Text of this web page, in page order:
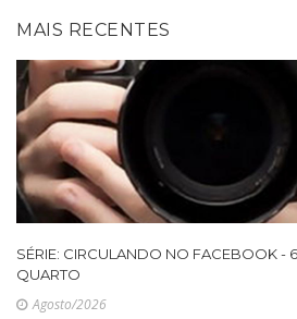
MAIS RECENTES
SÉRIE: CIRCULANDO NO FACEBOOK -
QUARTO
Agosto/2026